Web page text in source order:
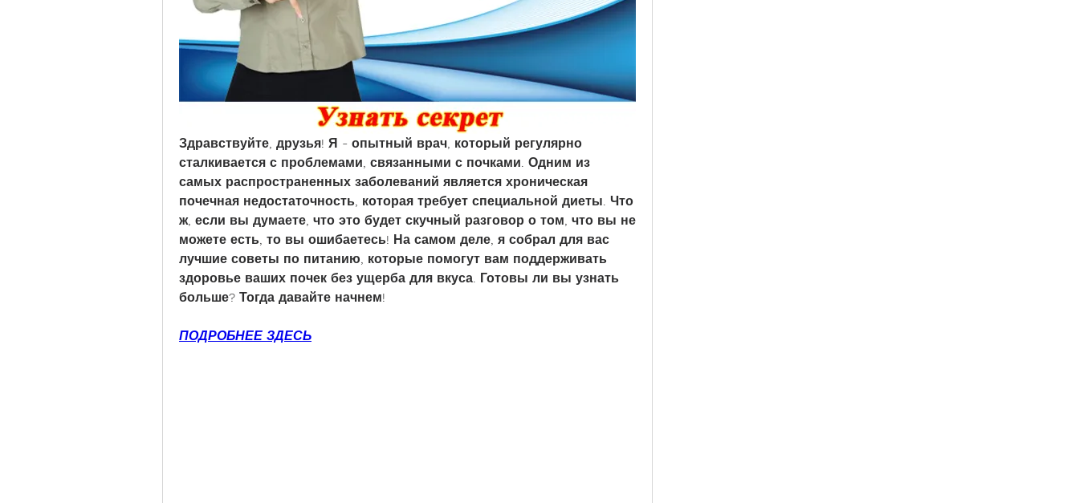
Здравствуйте, друзья! Я - опытный врач, который регулярно
сталкивается с проблемами, связанными с почками. Одним из
самых распространенных заболеваний является хроническая
почечная недостаточность, которая требует специальной диеты. Что
ж, если вы думаете, что это будет скучный разговор о том, что вы не
можете есть, то вы ошибаетесь! На самом деле, я собрал для вас
лучшие советы по питанию, которые помогут вам поддерживать
здоровье ваших почек без ущерба для вкуса. Готовы ли вы узнать
больше? Тогда давайте начнем!
ПОДРОБНЕЕ ЗДЕСЬ